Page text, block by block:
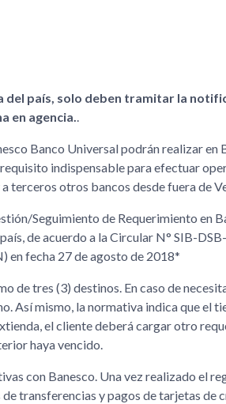
país, solo deben tramitar la
en agencia..
Banco Universal podrán realizar en
indispensable para efectuar
terceros otros bancos desde fuera de
Seguimiento de Requerimiento en
de acuerdo a la Circular N° SIB-
en fecha 27 de agosto de 2018*
de tres (3) destinos. En caso de
Así mismo, la normativa indica que el
el cliente deberá cargar otro
haya vencido.
con Banesco. Una vez realizado el
transferencias y pagos de tarjetas de